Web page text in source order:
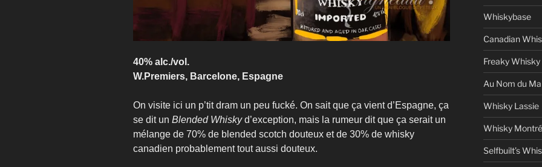
40% alc./vol.
W.Premiers, Barcelone, ​​Espagne
On visite ici un p’tit dram un peu fucké. On sait que ça vient d’Espagne, ça
se dit un Blended Whiskyd’exception, mais la rumeur dit que ça serait un
mélange de 70% de blended scotch douteux et de 30% de whisky
canadien probablement tout aussi douteux.
Whiskybase
Canadian
Freaky Whisky
Au Nom du
Whisky Lassie
Whisky
Selfbuilt’s